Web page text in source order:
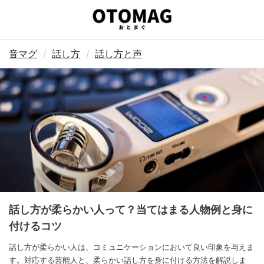
音マグ 話し方 話し方と声
話し方が柔らかい人って？当てはまる人物例と身に
付けるコツ
話し方が柔らかい人は、コミュニケーションにおいて良い印象を与えま
す。対応する芸能人と、柔らかい話し方を身に付ける方法を解説しま